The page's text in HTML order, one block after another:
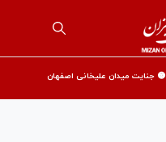
🟡 جنایت میدان علیخانی اصفهان